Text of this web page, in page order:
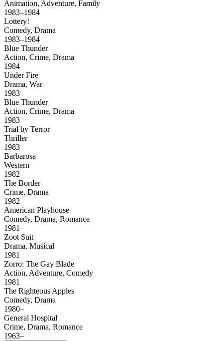
Animation, Adventure, Family
1983–1984
Lottery!
Comedy, Drama
1983–1984
Blue Thunder
Action, Crime, Drama
1984
Under Fire
Drama, War
1983
Blue Thunder
Action, Crime, Drama
1983
Trial by Terror
Thriller
1983
Barbarosa
Western
1982
The Border
Crime, Drama
1982
American Playhouse
Comedy, Drama, Romance
1981–
Zoot Suit
Drama, Musical
1981
Zorro: The Gay Blade
Action, Adventure, Comedy
1981
The Righteous Apples
Comedy, Drama
1980–
General Hospital
Crime, Drama, Romance
1963–